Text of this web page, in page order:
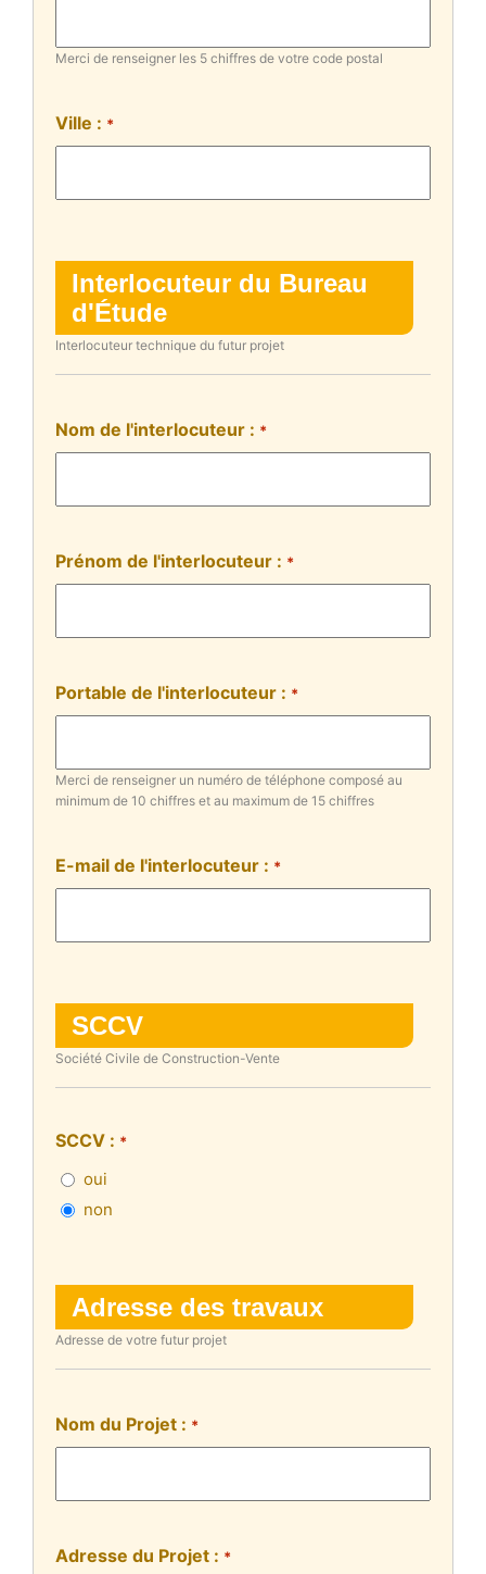
Merci de renseigner les 5 chiffres de votre code postal
Ville : *
Interlocuteur du Bureau
d'Étude
Interlocuteur technique du futur projet
Nom de l'interlocuteur : *
Prénom de l'interlocuteur : *
Portable de l'interlocuteur : *
Merci de renseigner un numéro de téléphone composé au
minimum de 10 chiffres et au maximum de 15 chiffres
E-mail de l'interlocuteur : *
SCCV
Société Civile de Construction-Vente
SCCV : *
oui
non
Adresse des travaux
Adresse de votre futur projet
Nom du Projet : *
Adresse du Projet : *